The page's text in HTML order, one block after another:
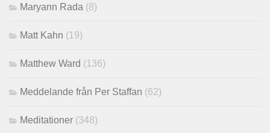
Maryann Rada (8)
Matt Kahn (19)
Matthew Ward (136)
Meddelande från Per Staffan (62)
Meditationer (348)